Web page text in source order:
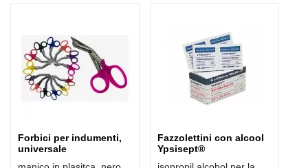
Forbici per indumenti,
universale
Fazzolettini con alcool
Ypsisept®